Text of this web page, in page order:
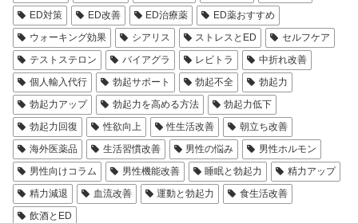
ED対策
ED改善 ED治療薬
ED薬おすすめ
ウォーキング効果
シアリス ストレスとED
セルフケア
テストステロン
バイアグラ レビトラ
中折れ改善
個人輸入代行
勃起サポート 勃起不全
勃起力
勃起力アップ
勃起力を高める方法
勃起力低下
勃起力回復
性欲向上 性生活改善
朝立ち改善
海外医薬品
生活習慣改善 男性の悩み
男性ホルモン
男性向けコラム
男性機能改善 睡眠と勃起力
精力アップ
精力減退
血流改善 運動と勃起力
食生活改善
飲酒とED